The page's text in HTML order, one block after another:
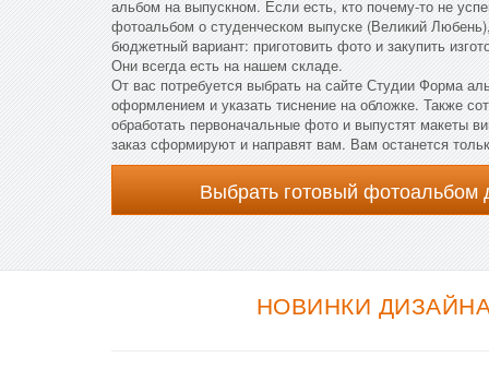
альбом на выпускном. Если есть, кто почему-то не
фотоальбом о студенческом выпуске (Великий
бюджетный вариант: приготовить фото и закупить
Они всегда есть на нашем складе.
От вас потребуется выбрать на сайте Студии Форма
оформлением и указать тиснение на обложке. Также
обработать первоначальные фото и выпустят макеты
заказ сформируют и направят вам. Вам останется
Выбрать готовый фотоальбом
НОВИНКИ